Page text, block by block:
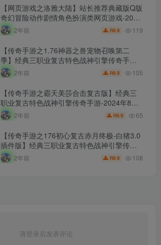
【网页游戏之洛雅大陆】站长推荐典藏版Q版
奇幻冒险动作剧情角色扮演类网页游戏-2024
年8月7日最新打包Wn服务端源码视频架设教
程-微端-GM工具-详细外网教程！
2年前 R9.9 119
【传奇手游之1.76神器之兽宠物召唤第二
季】经典三职业复古特色战神引擎传奇手
游-2024年8月7日最新打包Win服务端源码视
频架设教程-新版GM多功能网页授权物品后
台-GM直冲网页后台-安卓苹果IOS双端版
本！
2年前 R9.9 105
【传奇手游之霸天美莎合击复古版】经典三
职业复古特色战神引擎传奇手游-2024年8月7
日最新打包Win服务端源码视频架设教程-新
版GM多功能网页授权物品后台-GM直冲网页
后台-安卓苹果IOS双端版本！
2年前 R9.9 65
【传奇手游之176初心复古赤月终极-白猪3.0
插件版】经典三职业复古特色战神引擎传奇
手游-2024年8月6日最新打包Win服务端源码
视频架设教程-新版GM多功能网页授权物品
2年前 R9.9 108
请登录后发表评论